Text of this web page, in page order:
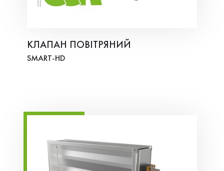
КЛАПАН ПОВІТРЯНИЙ
SMART-HD